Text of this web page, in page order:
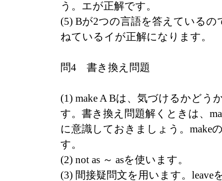
う。エが正解です。
(5) Bが2つの言語を答えているの
ねているイが正解になります。
問4 書き換え問題
(1) make A Bは、気づけるかどう
す。書き換え問題解くときは、
に意識しておきましょう。make
す。
(2) not as ～ asを使います。
(3) 間接疑問文を用います。leave